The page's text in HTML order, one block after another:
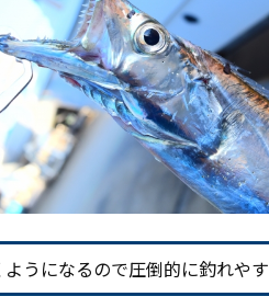
うになるので圧倒的に釣れやす